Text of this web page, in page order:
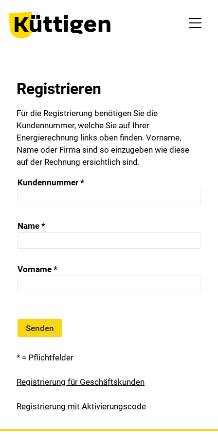
Registrieren
Für die Registrierung benötigen Sie die
Kundennummer, welche Sie auf Ihrer
Energierechnung links oben finden. Vorname,
Name oder Firma sind so einzugeben wie diese
auf der Rechnung ersichtlich sind.
Kundennummer *
Name *
Vorname *
Senden
* = Pflichtfelder
Registrierung für Geschäftskunden
Registrierung mit Aktivierungscode